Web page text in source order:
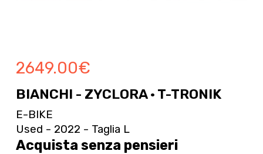
2649.00€
BIANCHI - ZYCLORA · T-TRONIK
E-BIKE
Used - 2022 - Taglia L
Acquista senza pensieri